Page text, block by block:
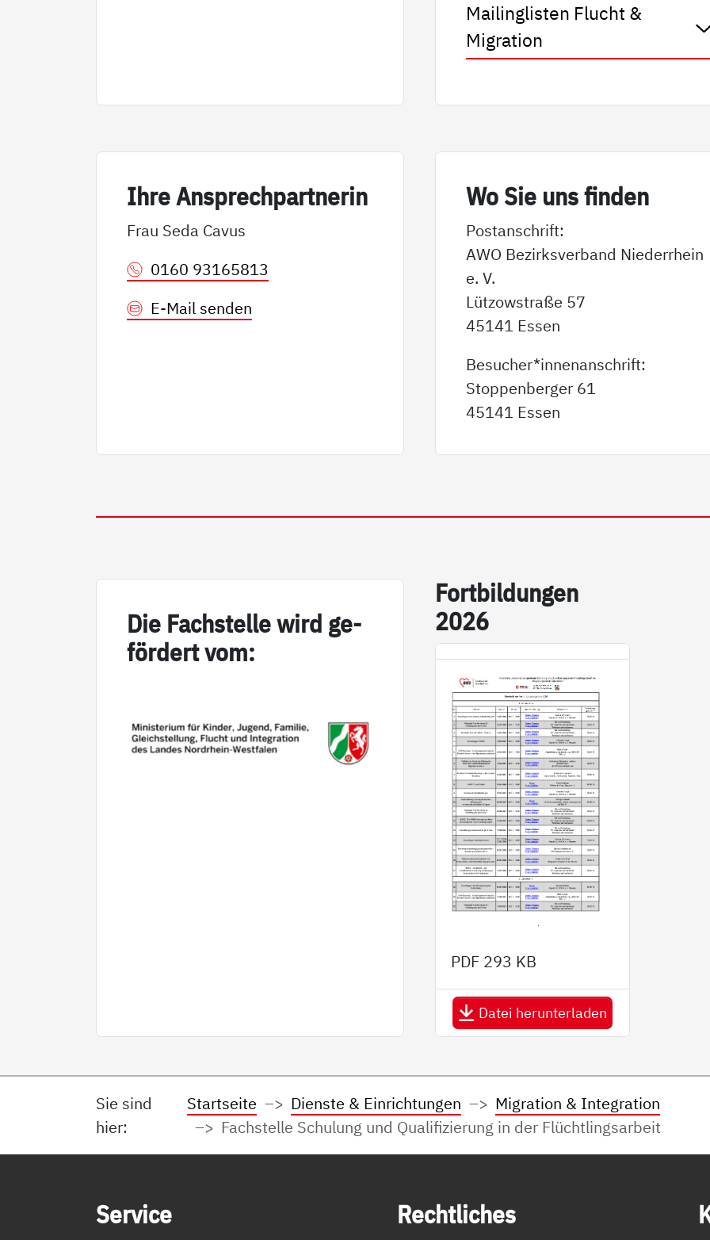
Mailinglisten Flucht &
Migration
Ih­re An­sp­rech­part­ne­rin
Frau Seda Cavus
0160 93165813
E-Mail senden
Wo Sie uns fin­den
Postanschrift:
AWO Bezirksverband Niederrhein
e. V.
Lützowstraße 57
45141 Essen
Besucher*innenanschrift:
Stoppenberger 61
45141 Essen
Die Fach­s­tel­le wird ge­
för­dert vom:
Fort­bil­dun­gen
2026
PDF 293 KB
Datei herunterladen
Sie sind
hier:
Startseite Dienste & Einrichtungen
Migration & Integration
Fachstelle Schulung und Qualifizierung in der Flüchtlingsarbeit
Ser­vice
Recht­li­ches